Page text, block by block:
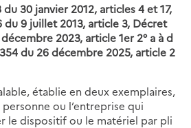
du 30 janvier 2012, articles 4 et 17,
du 9 juillet 2013, article 3, Décret
2023, article 1er 2° a à d
du 26 décembre 2025, article 2
établie en deux exemplaires,
ou l’entreprise qui
le dispositif ou le matériel par pli